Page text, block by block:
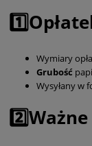
Wymiary
Grubość
Wysyłany w